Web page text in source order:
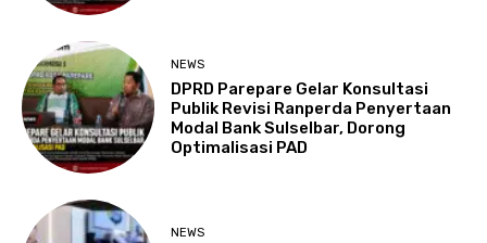
NEWS
DPRD Parepare Gelar Konsultasi
Publik Revisi Ranperda Penyertaan
Modal Bank Sulselbar, Dorong
Optimalisasi PAD
NEWS